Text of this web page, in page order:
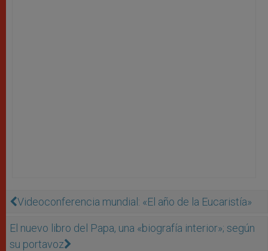
Videoconferencia mundial: «El año de la Eucaristía»
El nuevo libro del Papa, una «biografía interior»; según
su portavoz